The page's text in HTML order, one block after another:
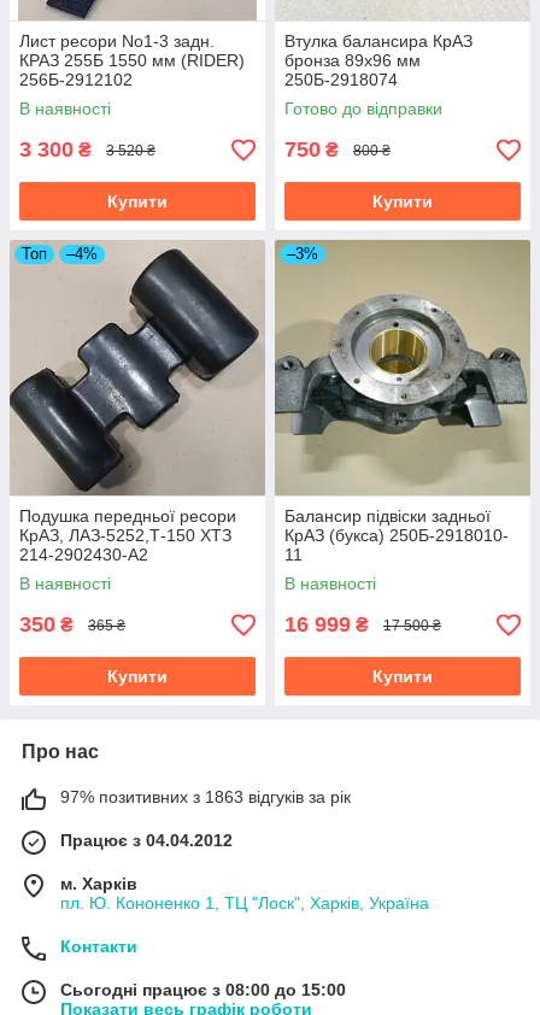
Лист ресори No1-3 задн.
КРАЗ 255Б 1550 мм (RIDER)
256Б-2912102
В наявності
3 300 ₴ 3 520 ₴
Купити
Втулка балансира КрАЗ
бронза 89х96 мм
250Б-2918074
Готово до відправки
750 ₴ 800 ₴
Купити
Топ –4%
Подушка передньої ресори
КрАЗ, ЛАЗ-5252,Т-150 ХТЗ
214-2902430-А2
В наявності
350 ₴ 365 ₴
Купити
–3%
Балансир підвіски задньої
КрАЗ (букса) 250Б-2918010-
11
В наявності
16 999 ₴ 17 500 ₴
Купити
Про нас
97% позитивних з 1863 відгуків за рік
Працює з 04.04.2012
м. Харків
пл. Ю. Кононенко 1, ТЦ "Лоск", Харків, Україна
Контакти
Сьогодні працює з 08:00 до 15:00
Показати весь графік роботи